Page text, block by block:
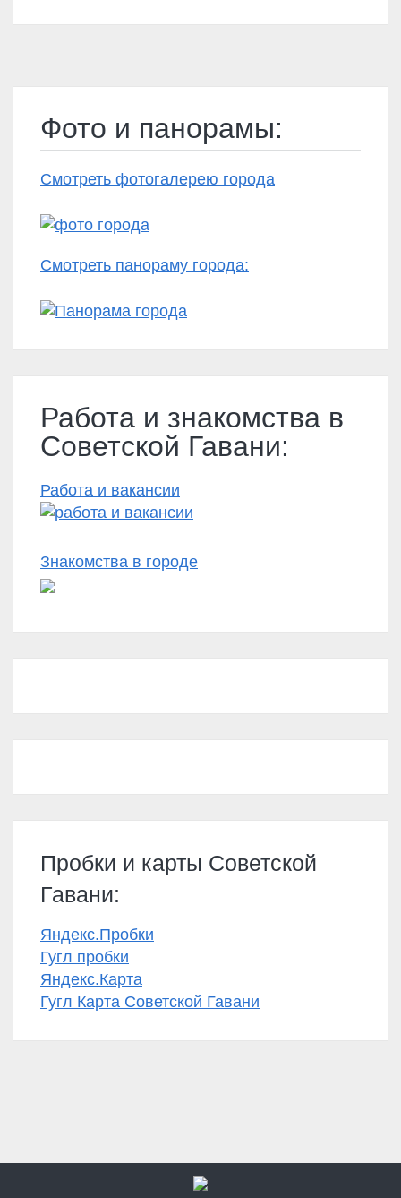
Фото и панорамы:
Смотреть фотогалерею города
Смотреть панораму города:
Работа и знакомства в
Советской Гавани:
Работа и вакансии
Знакомства в городе
Пробки и карты Советской
Гавани:
Яндекс.Пробки
Гугл пробки
Яндекс.Карта
Гугл Карта Советской Гавани